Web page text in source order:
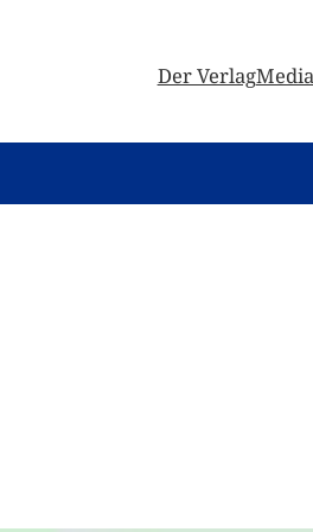
Der Verlag